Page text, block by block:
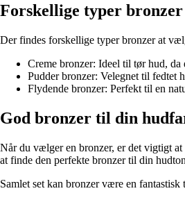
Forskellige typer bronzer
Der findes forskellige typer bronzer at
Creme bronzer: Ideel til tør hud,
Pudder bronzer: Velegnet til fedtet
Flydende bronzer: Perfekt til en
God bronzer til din
Når du vælger en bronzer, er det vigtigt
at finde den perfekte bronzer til din
Samlet set kan bronzer være en